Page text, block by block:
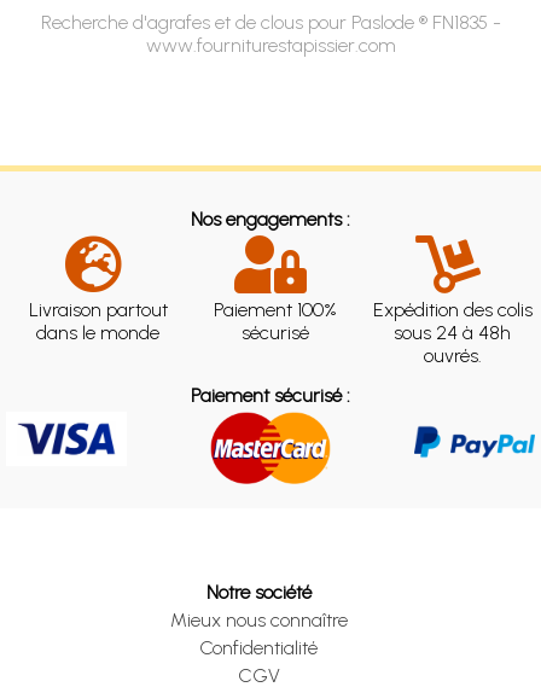
Recherche d'agrafes et de clous pour Paslode ® FN1835 -
www.fourniturestapissier.com
Nos engagements :
Livraison partout
dans le monde
Paiement 100%
sécurisé
Expédition des colis
sous 24 à 48h
ouvrés.
Paiement sécurisé :
Notre société
Mieux nous connaître
Confidentialité
CGV